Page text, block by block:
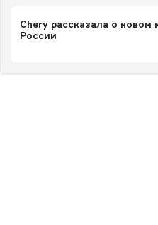
Chery рассказала о новом
России